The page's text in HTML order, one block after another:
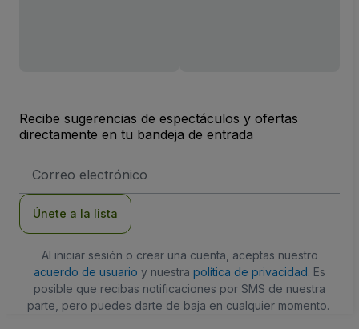
Recibe sugerencias de espectáculos y ofertas
directamente en tu bandeja de entrada
de
Únete a la lista
Al iniciar sesión o crear una cuenta, aceptas nuestro
acuerdo de usuario y nuestra política de privacidad. Es
posible que recibas notificaciones por SMS de nuestra
parte, pero puedes darte de baja en cualquier momento.